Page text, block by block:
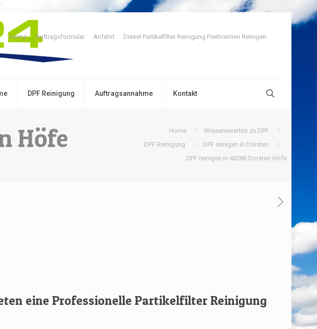
DPF Reinigung Auftragsannahme Kontakt
Home Auftragsformular Anfahrt Diesel Partikelfilter Reinigung Freibrennen Reinigen
Höfe Home
Wissenswertes zu DPF
DPF Reinigung
DPF reinigen in Dorsten
DPF reinigen in 46286 Dorsten Höfe
eine Professionelle Partikelfilter Reinigung